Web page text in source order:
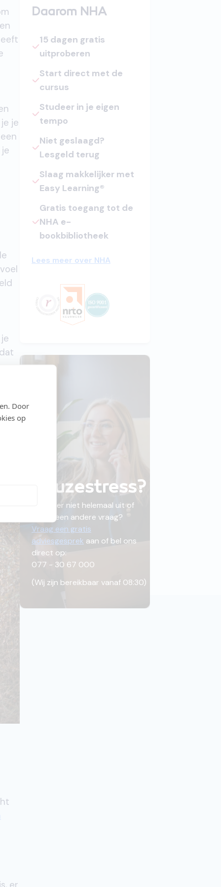
Door
op
je
Daarom NHA
15 dagen gratis
uitproberen
Start direct met de
cursus
Studeer in je eigen
tempo
Niet geslaagd?
Lesgeld terug
Slaag makkelijker met
Easy Learning®
Gratis toegang tot de
NHA e-
bookbibliotheek
Lees meer over NHA
Keuzestress?
Kom je er niet helemaal uit of
heb je een andere vraag?
Vraag een gratis
adviesgesprek aan of bel ons
direct op:
077 - 30 67 000
(Wij zijn bereikbaar vanaf 08:30)